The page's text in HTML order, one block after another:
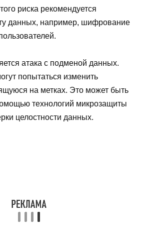
риска рекомендуется
данных, например, шифрование
атака с подменой данных.
попытаться изменить
на метках. Это может быть
технологий микрозащиты
целостности данных.